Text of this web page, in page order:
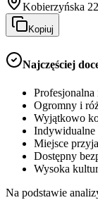
Kobierzyńska
Kopiuj
Najczęściej
Profesjonalna
Ogromny i
Wyjątkowo
Indywidualne
Miejsce
Dostępny
Wysoka
Na podstawie